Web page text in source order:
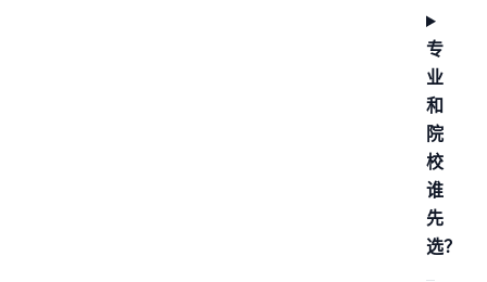
专
业
和
院
校
谁
先
选？